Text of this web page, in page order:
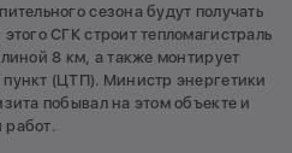
сезона будут получать
СГК строит тепломагистраль
8 км, а также монтирует
(ЦТП). Министр энергетики
побывал на этом объекте и
работ.